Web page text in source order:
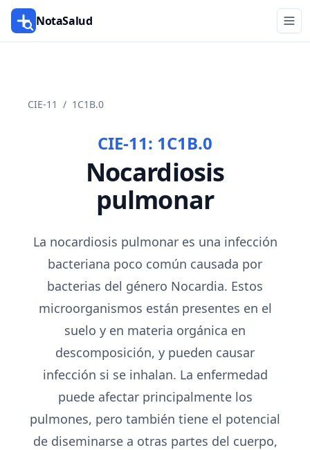
NotaSalud
CIE-11 / 1C1B.0
CIE-11: 1C1B.0
Nocardiosis
pulmonar
La nocardiosis pulmonar es una infección
bacteriana poco común causada por
bacterias del género Nocardia. Estos
microorganismos están presentes en el
suelo y en materia orgánica en
descomposición, y pueden causar
infección si se inhalan. La enfermedad
puede afectar principalmente los
pulmones, pero también tiene el potencial
de diseminarse a otras partes del cuerpo,